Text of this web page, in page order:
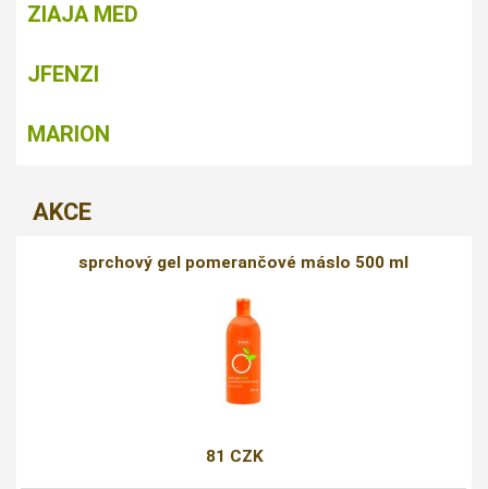
ZIAJA MED
JFENZI
MARION
AKCE
sprchový gel pomerančové máslo 500 ml
81 CZK